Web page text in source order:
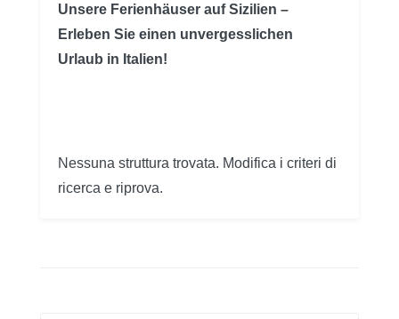
Unsere Ferienhäuser auf Sizilien –
Erleben Sie einen unvergesslichen
Urlaub in Italien!
Nessuna struttura trovata. Modifica i criteri di
ricerca e riprova.